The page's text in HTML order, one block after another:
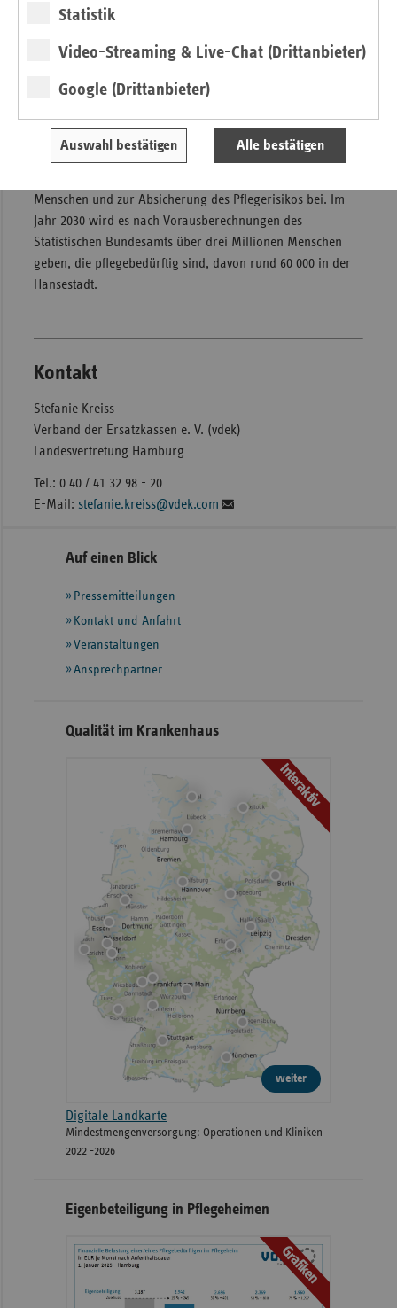
Statistik
Video-Streaming & Live-Chat (Drittanbieter)
Google (Drittanbieter)
Auswahl bestätigen Alle bestätigen
neuen Gesetz festgelegte Beitragssatzerhöhung von 0,1
Zum Hintergrund:
Die soziale Pflegeversicherung ist als fünfte Säule der
46 000 in Hamburg. Sie trägt damit maßgeblich zur
Menschen und zur Absicherung des Pflegerisikos bei. Im
Jahr 2030 wird es nach Vorausberechnungen des
Statistischen Bundesamts über drei Millionen Menschen
geben, die pflegebedürftig sind, davon rund 60 000 in der
Hansestadt.
Kontakt
Stefanie Kreiss
Verband der Ersatzkassen e. V. (vdek)
Landesvertretung Hamburg
Tel.: 0 40 / 41 32 98 - 20
E-Mail: stefanie.kreiss@vdek.com
Seitennavigation
Seitenleiste
weiteren
Informationen
Auf einen Blick
Pressemitteilungen
Kontakt und Anfahrt
Veranstaltungen
Ansprechpartner
Qualität im Krankenhaus
Interaktiv
weiter
Digitale Landkarte
Mindestmengenversorgung: Operationen und Kliniken
2022 -2026
Eigenbeteiligung in Pflegeheimen
Grafiken